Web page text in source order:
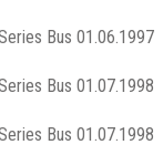
Bus 01.06.1997
Bus 01.07.1998
Bus 01.07.1998